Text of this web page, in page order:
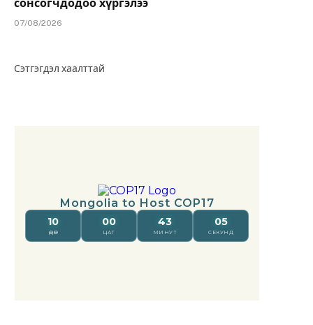
сонсогчдодоо хүргэлээ
07/08/2026
Сэтгэгдэл хаалттай